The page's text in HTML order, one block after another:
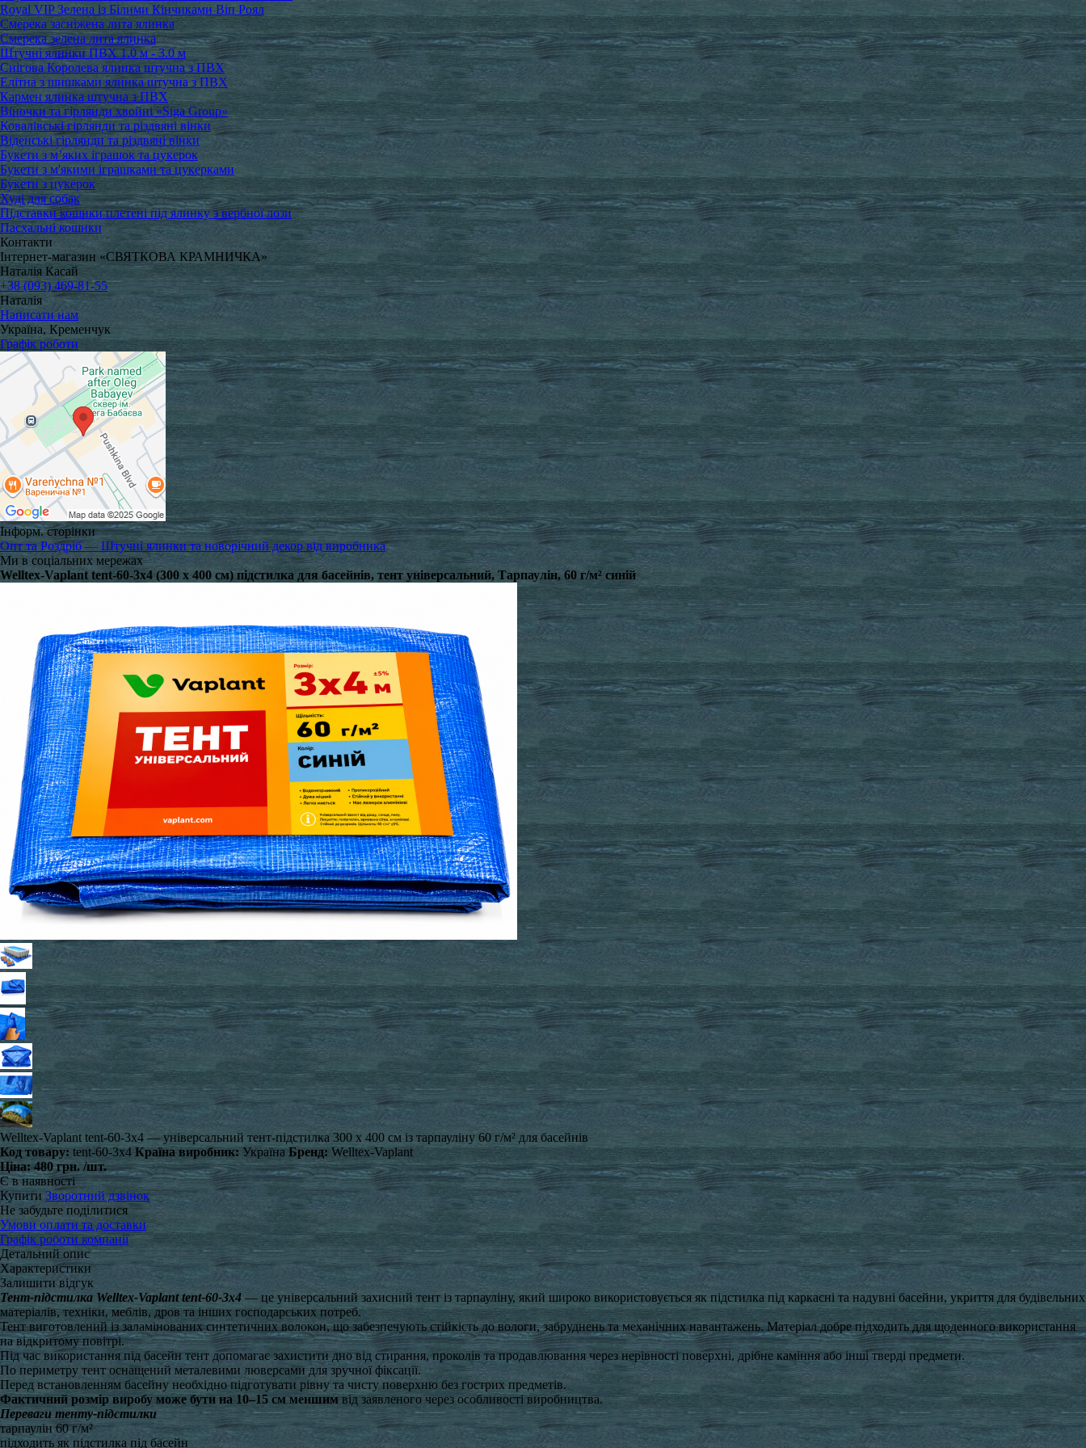
Royal VIP Зелена із Білими Кінчиками Віп Роял
Смерека засніжена лита ялинка
Смерека зелена лита ялинка
Штучні ялинки ПВХ 1.0 м - 3.0 м
Снігова Королева ялинка штучна з ПВХ
Елітна з шишками ялинка штучна з ПВХ
Кармен ялинка штучна з ПВХ
Віночки та гірлянди хвойні «Siga Group»
Ковалівські гірлянди та різдвяні вінки
Віденські гірлянди та різдвяні вінки
Букети з м’яких іграшок та цукерок
Букети з м'якими іграшками та цукерками
Букети з цукерок
Худі для собак
Підставки кошики плетені під ялинку з вербної лози
Пасхальні кошики
Контакти
Інтернет-магазин «СВЯТКОВА КРАМНИЧКА»
Наталія Касай
+38 (093) 469-81-55
Наталія
Написати нам
Україна, Кременчук
Графік роботи
Інформ. сторінки
Опт та Роздріб — Штучні ялинки та новорічний декор від виробника
Ми в соціальних мережах
Welltex-Vaplant tent-60-3x4 (300 x 400 см) підстилка для басейнів, тент універсальний, Тарпаулін, 60 г/м² синій
Welltex-Vaplant tent-60-3x4 — універсальний тент-підстилка 300 x 400 см із тарпауліну 60 г/м² для басейнів
Код товару: tent-60-3x4 Країна виробник: Україна Бренд:Welltex-Vaplant
Ціна:480 грн. /шт.
Є в наявності
Купити Зворотний дзвінок
Не забудьте поділитися
Умови оплати та доставки
Графік роботи компанії
Детальний опис
Характеристики
Залишити відгук
Тент-підстилка Welltex-Vaplant tent-60-3x4 — це універсальний захисний тент із тарпауліну, який широко використовується як підстилка під каркасні та надувні басейни, укриття для будівельних
матеріалів, техніки, меблів, дров та інших господарських потреб.
Тент виготовлений із заламінованих синтетичних волокон, що забезпечують стійкість до вологи, забруднень та механічних навантажень. Матеріал добре підходить для щоденного використання
на відкритому повітрі.
Під час використання під басейн тент допомагає захистити дно від стирання, проколів та продавлювання через нерівності поверхні, дрібне каміння або інші тверді предмети.
По периметру тент оснащений металевими люверсами для зручної фіксації.
Перед встановленням басейну необхідно підготувати рівну та чисту поверхню без гострих предметів.
Фактичний розмір виробу може бути на 10–15 см меншимвід заявленого через особливості виробництва.
Переваги тенту-підстилки
тарпаулін 60 г/м²
підходить як підстилка під басейн